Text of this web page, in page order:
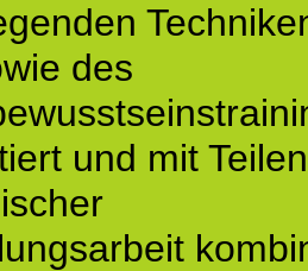
des
und mit Teilen